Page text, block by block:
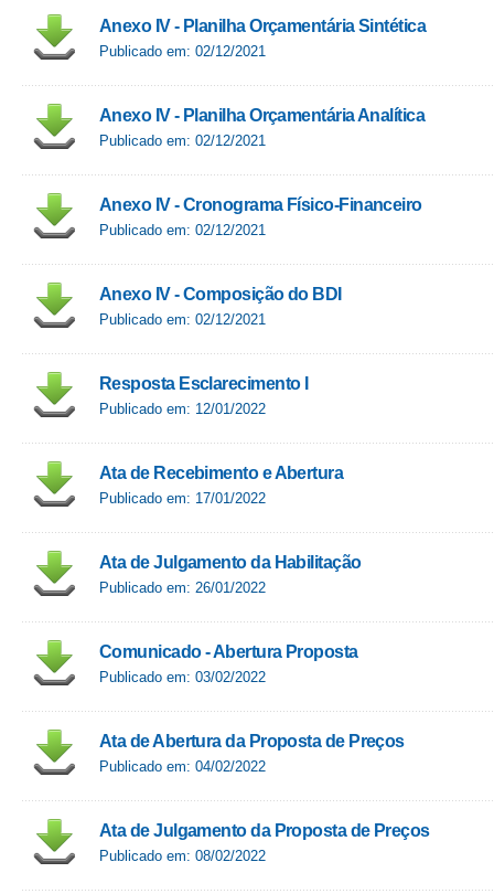
Anexo IV - Planilha Orçamentária Sintética
Publicado em: 02/12/2021
Anexo IV - Planilha Orçamentária Analítica
Publicado em: 02/12/2021
Anexo IV - Cronograma Físico-Financeiro
Publicado em: 02/12/2021
Anexo IV - Composição do BDI
Publicado em: 02/12/2021
Resposta Esclarecimento I
Publicado em: 12/01/2022
Ata de Recebimento e Abertura
Publicado em: 17/01/2022
Ata de Julgamento da Habilitação
Publicado em: 26/01/2022
Comunicado - Abertura Proposta
Publicado em: 03/02/2022
Ata de Abertura da Proposta de Preços
Publicado em: 04/02/2022
Ata de Julgamento da Proposta de Preços
Publicado em: 08/02/2022